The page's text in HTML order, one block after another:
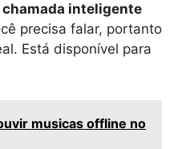
inteligente
precisa falar, portanto
Está disponível para
musicas offline no